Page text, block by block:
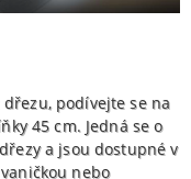
podívejte se na
45 cm. Jedná se o
a jsou dostupné v
nebo